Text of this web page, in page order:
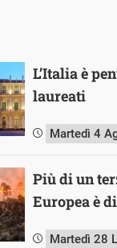
L’Italia è
laureati
Martedì 4
Più di un
Europea è
Martedì 28